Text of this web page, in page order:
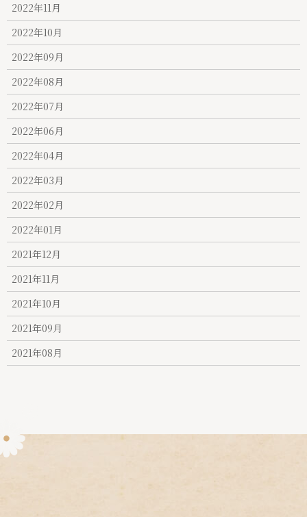
2022年11月
2022年10月
2022年09月
2022年08月
2022年07月
2022年06月
2022年04月
2022年03月
2022年02月
2022年01月
2021年12月
2021年11月
2021年10月
2021年09月
2021年08月